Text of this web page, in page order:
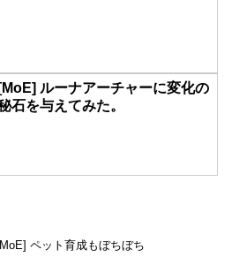
[MoE] ルーナアーチャーに変化の
石を与えてみた。
ペット育成もぼちぼち